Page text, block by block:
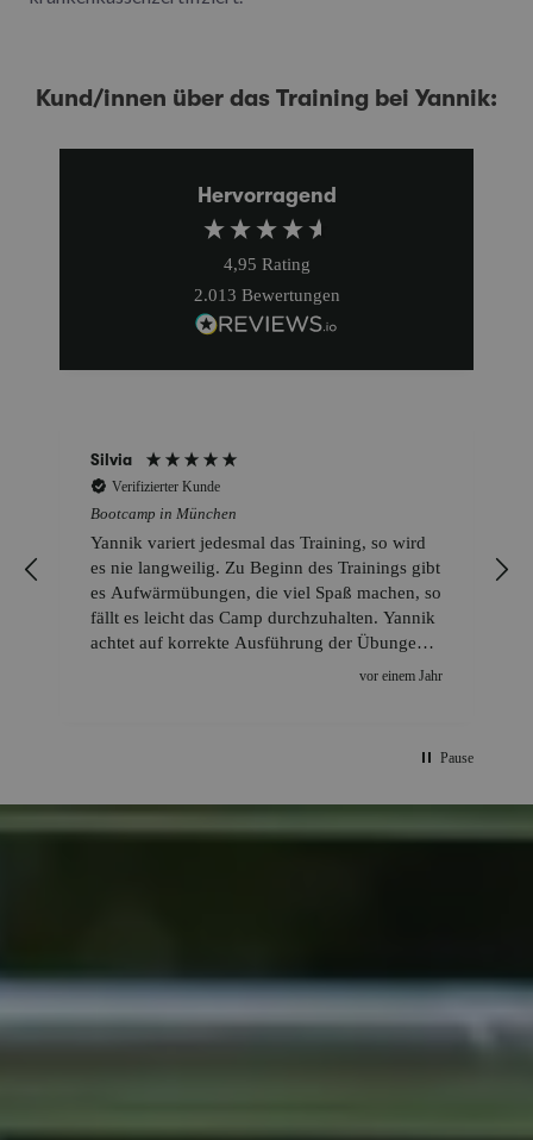
Kund/innen über das Training bei Yannik:
Hervorragend
4,95 Rating
2.013 Bewertungen
Lisa
Verifizierter Kunde
Bootcamp in München
Macht immer Spaß und bringt Motivation!
vor einem Jahr
Pause